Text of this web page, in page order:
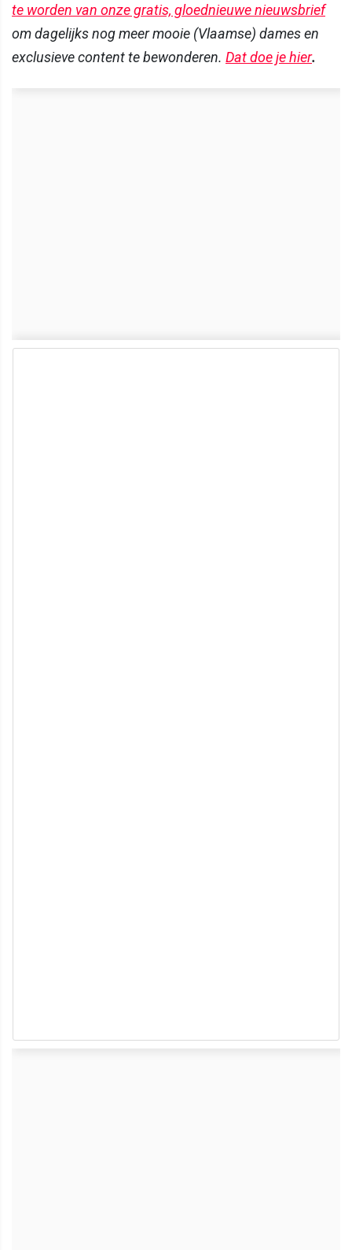
te worden van onze gratis, gloednieuwe nieuwsbrief
om dagelijks nog meer mooie (Vlaamse) dames en
exclusieve content te bewonderen. Dat doe je hier.